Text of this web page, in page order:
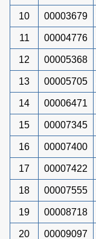
10 00003679
11 00004776
12 00005368
13 00005705
14 00006471
15 00007345
16 00007400
17 00007422
18 00007555
19 00008718
20 00009097